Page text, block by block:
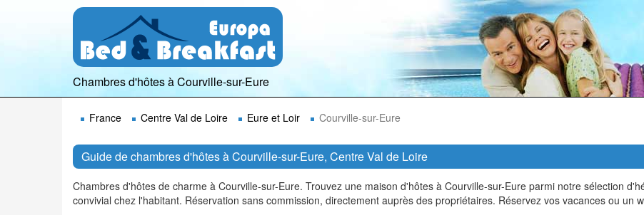
Chambres d'hôtes à Courville-sur-Eure
France Centre Val de Loire Eure et Loir Courville-sur-Eure
Guide de chambres d'hôtes à Courville-sur-Eure, Centre Val de Loire
Chambres d'hôtes de charme à Courville-sur-Eure. Trouvez une maison d'hôtes à Courville-sur-Eure parmi notre sélection
convivial chez l'habitant. Réservation sans commission, directement auprès des propriétaires. Réservez vos vacances ou un